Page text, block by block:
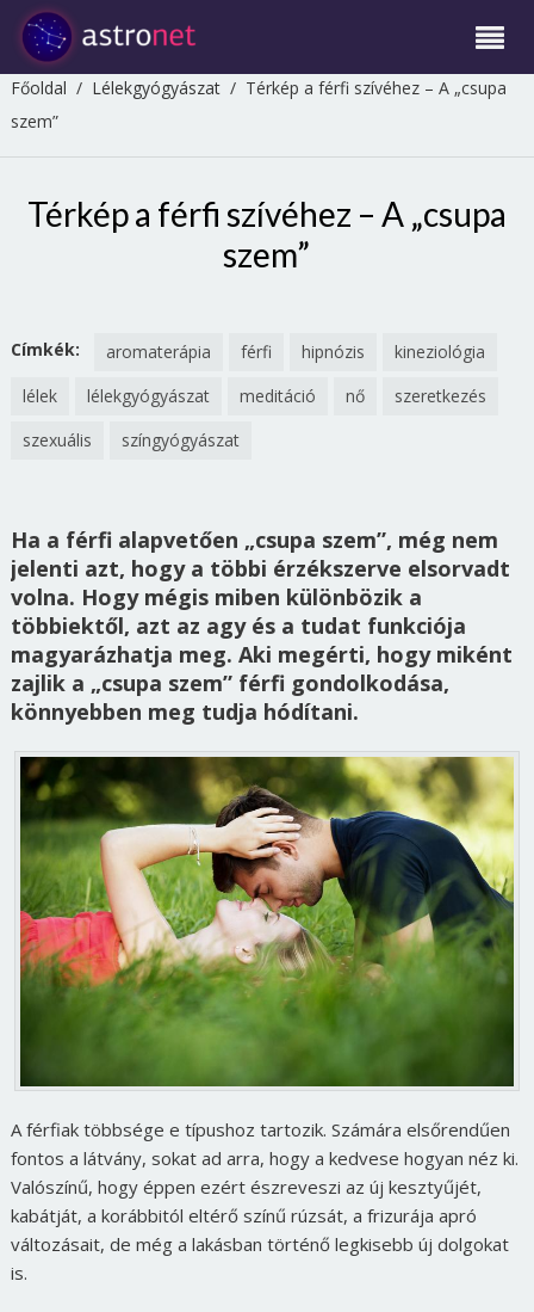
Főoldal / Lélekgyógyászat/ Térkép a férfi szívéhez – A „csupa
szem”
Térkép a férfi szívéhez – A „csupa
szem”
Címkék: aromaterápia férfi hipnózis
kineziológia
lélek
lélekgyógyászat meditáció nő
szeretkezés
szexuális
színgyógyászat
Ha a férfi alapvetően „csupa szem”, még nem
jelenti azt, hogy a többi érzékszerve elsorvadt
volna. Hogy mégis miben különbözik a
többiektől, azt az agy és a tudat funkciója
magyarázhatja meg. Aki megérti, hogy miként
zajlik a „csupa szem” férfi gondolkodása,
könnyebben meg tudja hódítani.
A férfiak többsége e típushoz tartozik. Számára elsőrendűen
fontos a látvány, sokat ad arra, hogy a kedvese hogyan néz ki.
Valószínű, hogy éppen ezért észreveszi az új kesztyűjét,
kabátját, a korábbitól eltérő színű rúzsát, a frizurája apró
változásait, de még a lakásban történő legkisebb új dolgokat
is.